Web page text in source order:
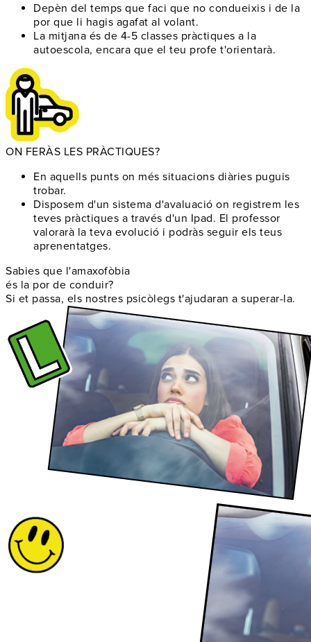
Depèn del temps que faci que no condueixis i de la
por que li hagis agafat al volant.
La mitjana és de 4-5 classes pràctiques a la
autoescola, encara que el teu profe t'orientarà.
ON FERÀS LES PRÀCTIQUES?
En aquells punts on més situacions diàries puguis
trobar.
Disposem d'un sistema d'avaluació on registrem les
teves pràctiques a través d'un Ipad. El professor
valorarà la teva evolució i podràs seguir els teus
aprenentatges.
Sabies que l'amaxofòbia
és la por de conduir?
Si et passa, els nostres psicòlegs t'ajudaran a superar-la.